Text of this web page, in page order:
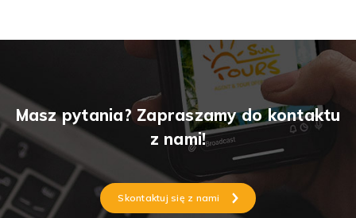
Masz pytania? Zapraszamy do kontaktu
z nami!
Skontaktuj się z nami